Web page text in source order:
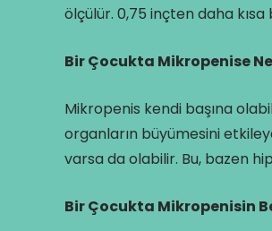
ölçülür. 0,75 inçten daha
Bir Çocukta Mikropenise
Mikropenis kendi başına
organların büyümesini
varsa da olabilir. Bu, bazen
Bir Çocukta Mikropenisin